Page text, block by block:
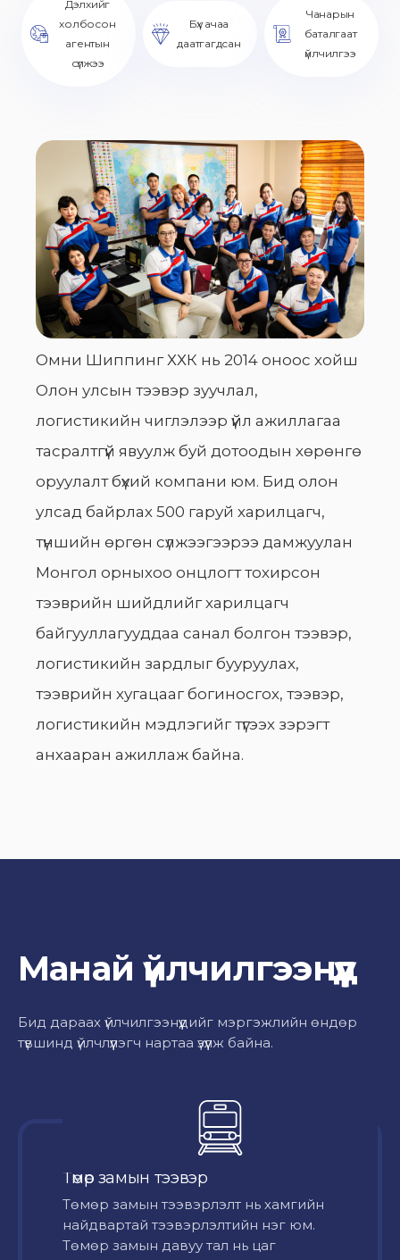
Дэлхийг
холбосон
агентын
сүлжээ
Бүх ачаа
даатгагдсан
Чанарын
баталгаат
үйлчилгээ
Омни Шиппинг ХХК нь 2014 оноос хойш
Олон улсын тээвэр зуучлал,
логистикийн чиглэлээр үйл ажиллагаа
тасралтгүй явуулж буй дотоодын хөрөнгө
оруулалт бүхий компани юм. Бид олон
улсад байрлах 500 гаруй харилцагч,
түншийн өргөн сүлжээгээрээ дамжуулан
Монгол орныхоо онцлогт тохирсон
тээврийн шийдлийг харилцагч
байгууллагууддаа санал болгон тээвэр,
логистикийн зардлыг бууруулах,
тээврийн хугацааг богиносгох, тээвэр,
логистикийн мэдлэгийг түгээх зэрэгт
анхааран ажиллаж байна.
Манай үйлчилгээнүүд
Бид дараах үйлчилгээнүүдийг мэргэжлийн өндөр
түвшинд үйлчлүүлэгч нартаа үзүүлж байна.
Төмөр замын тээвэр
Төмөр замын тээвэрлэлт нь хамгийн
найдвартай тээвэрлэлтийн нэг юм.
Төмөр замын давуу тал нь цаг